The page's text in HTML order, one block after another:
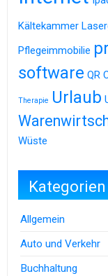
Kältekammer
Pflegeimmobilie
software QR
Therapie Urlaub
Wüste
Kategorien
Allgemein
Auto und Verkehr
Buchhaltung